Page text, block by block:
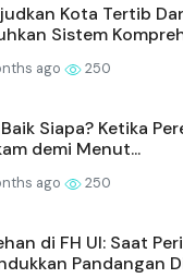
Kota Tertib
Sistem
ago 250
Siapa? Ketika
demi Menut...
ago 250
di FH UI: Saat
Pandangan